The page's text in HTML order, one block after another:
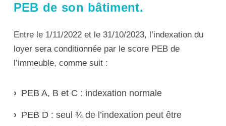
PEB de son bâtiment.
Entre le 1/11/2022 et le 31/10/2023, l’indexation du
loyer sera conditionnée par le score PEB de
l’immeuble, comme suit :
PEB A, B et C : indexation normale
PEB D : seul ¾ de l’indexation peut être